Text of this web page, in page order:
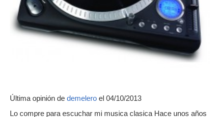
Última opinión de demelero el 04/10/2013
Lo compre para escuchar mi musica clasica Hace unos años